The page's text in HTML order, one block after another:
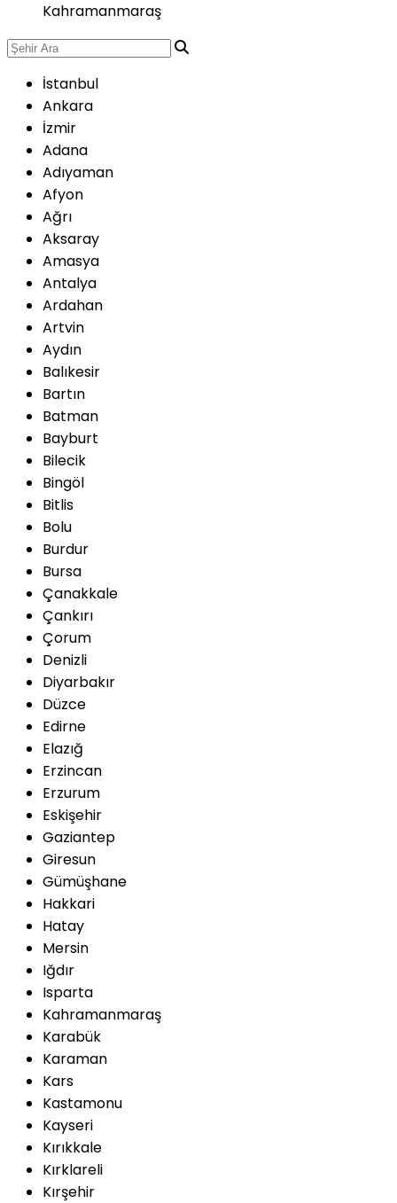
Kahramanmaraş
İstanbul
Ankara
İzmir
Adana
Adıyaman
Afyon
Ağrı
Aksaray
Amasya
Antalya
Ardahan
Artvin
Aydın
Balıkesir
Bartın
Batman
Bayburt
Bilecik
Bingöl
Bitlis
Bolu
Burdur
Bursa
Çanakkale
Çankırı
Çorum
Denizli
Diyarbakır
Düzce
Edirne
Elazığ
Erzincan
Erzurum
Eskişehir
Gaziantep
Giresun
Gümüşhane
Hakkari
Hatay
Mersin
Iğdır
Isparta
Kahramanmaraş
Karabük
Karaman
Kars
Kastamonu
Kayseri
Kırıkkale
Kırklareli
Kırşehir